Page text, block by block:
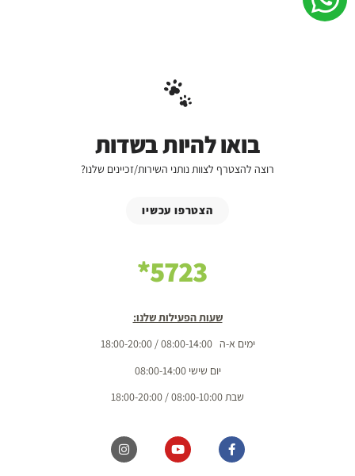
בואו להיות בשדות
רוצה להצטרף לצוות נותני השירות/זכיינים שלנו?
הצטרפו עכשיו
5723*
שעות הפעילות שלנו:
ימים א-ה 08:00-14:00 / 18:00-20:00
יום שישי 08:00-14:00
שבת 08:00-10:00 / 18:00-20:00